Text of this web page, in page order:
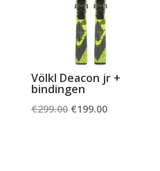
Völkl Deacon jr +
bindingen
€299.00 Oorspronkelijke
€199.00Huidige